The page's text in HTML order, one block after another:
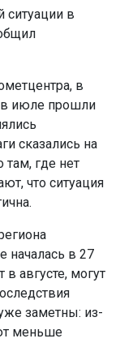
ситуации в
в
в июле прошли
сказались на
где нет
что ситуация
началась в 27
августе, могут
заметны: из-
меньше